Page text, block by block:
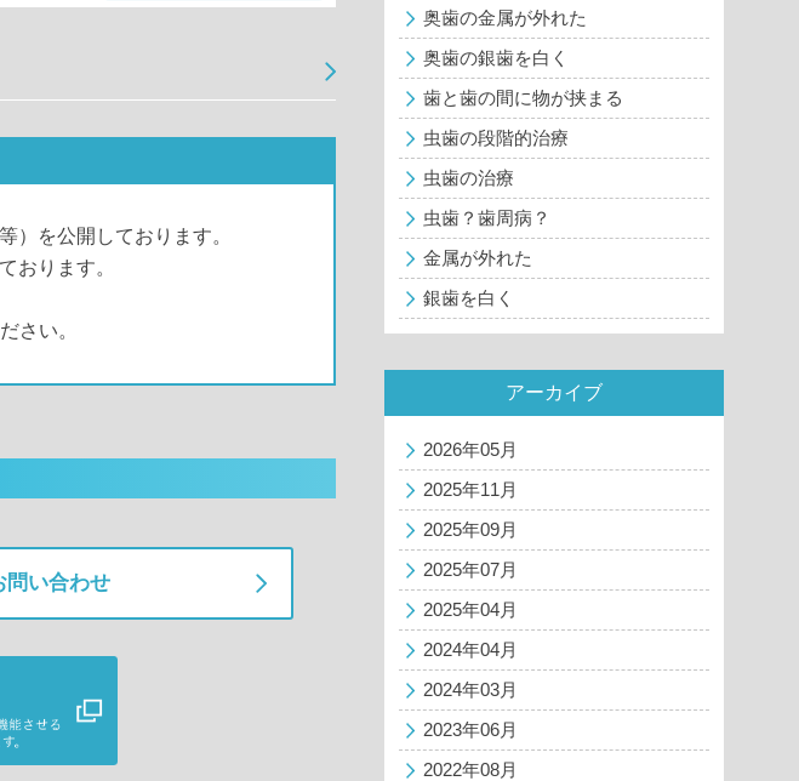
）を公開しております。
おります。
さい。
問い合わせ
奥歯の金属が外れた
奥歯の銀歯を白く
歯と歯の間に物が挟まる
虫歯の段階的治療
虫歯の治療
虫歯？歯周病？
金属が外れた
銀歯を白く
アーカイブ
2026年05月
2025年11月
2025年09月
2025年07月
2025年04月
2024年04月
2024年03月
2023年06月
2022年08月